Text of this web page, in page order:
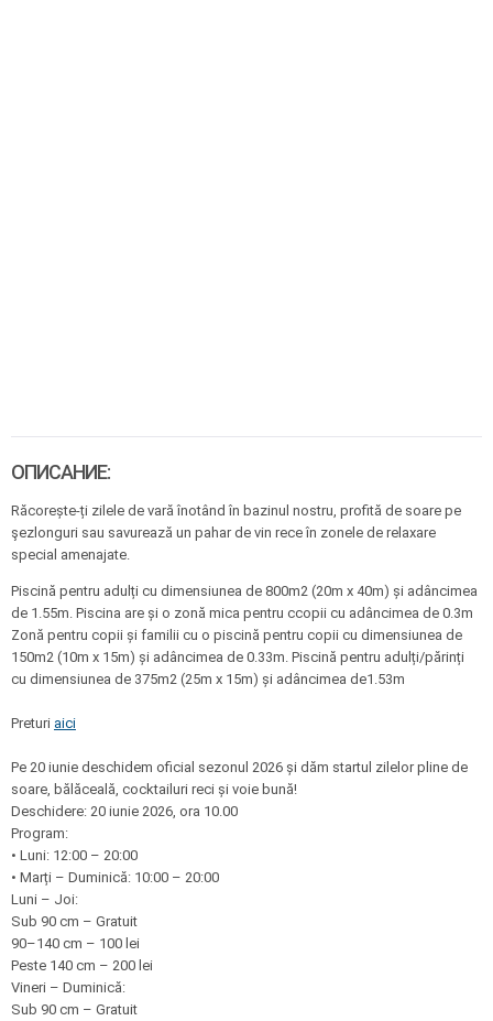
ОПИСАНИЕ:
Răcorește-ți zilele de vară înotând în bazinul nostru, profită de soare pe
şezlonguri sau savurează un pahar de vin rece în zonele de relaxare
special amenajate.
Piscină pentru adulți cu dimensiunea de 800m2 (20m x 40m) și adâncimea
de 1.55m. Piscina are și o zonă mica pentru ccopii cu adâncimea de 0.3m
Zonă pentru copii și familii cu o piscină pentru copii cu dimensiunea de
150m2 (10m x 15m) și adâncimea de 0.33m. Piscină pentru adulți/părinți
cu dimensiunea de 375m2 (25m x 15m) și adâncimea de1.53m
Preturi aici
Pe 20 iunie deschidem oficial sezonul 2026 și dăm startul zilelor pline de
soare, bălăceală, cocktailuri reci și voie bună!
Deschidere: 20 iunie 2026, ora 10.00
Program:
• Luni: 12:00 – 20:00
• Marți – Duminică: 10:00 – 20:00
Luni – Joi:
Sub 90 cm – Gratuit
90–140 cm – 100 lei
Peste 140 cm – 200 lei
Vineri – Duminică:
Sub 90 cm – Gratuit